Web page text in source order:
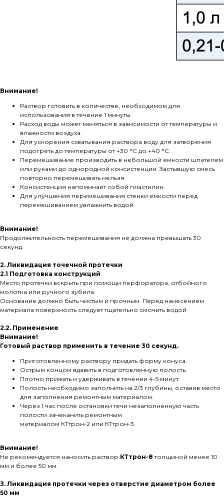
Внимание!
Раствор готовить в количестве, необходимом для
использования в течение 1 минуты.
Расход воды может меняться в зависимости от температуры и
влажности воздуха.
Для ускорения схватывания раствора воду для затворения
подогреть до температуры от +30 °С до +40 °С.
Перемешивание производить в небольшой емкости шпателем
или руками до однородной консистенции. Застывшую смесь
повторно перемешивать нельзя
Консистенция напоминает собой пластилин.
Для улучшения перемешивания стенки емкости перед
перемешиванием увлажнить водой.
Внимание!
Продолжительность перемешивания не должна превышать 30
секунд.
2. Ликвидация точечной протечки
2.1 Подготовка конструкций
Место протечки вскрыть при помощи перфоратора, отбойного
молотка или ручного зубила.
Основание должно быть чистым и прочным. Перед нанесением
материала поверхность следует тщательно смочить водой.
2.2. Применение
Внимание!
Готовый раствор применить в течение 30 секунд.
Приготовленному раствору придать форму конуса.
Острым концом вдавить в подготовленную полость.
Плотно прижать и удерживать в течении 4-5 минут.
Полость необходимо заполнить на 2/3 глубины, оставив место
для заполнения ремонтным материалом.
Через 1 час после остановки течи незаполненную часть
полости зачеканить ремонтным
материалом КТтрон-2 или КТтрон-3.
Внимание!
Не рекомендуется наносить раствор КТтрон-8 толщиной менее 10
мм и более 50 мм.
3. Ликвидация протечки через отверстие диаметром более
50 мм